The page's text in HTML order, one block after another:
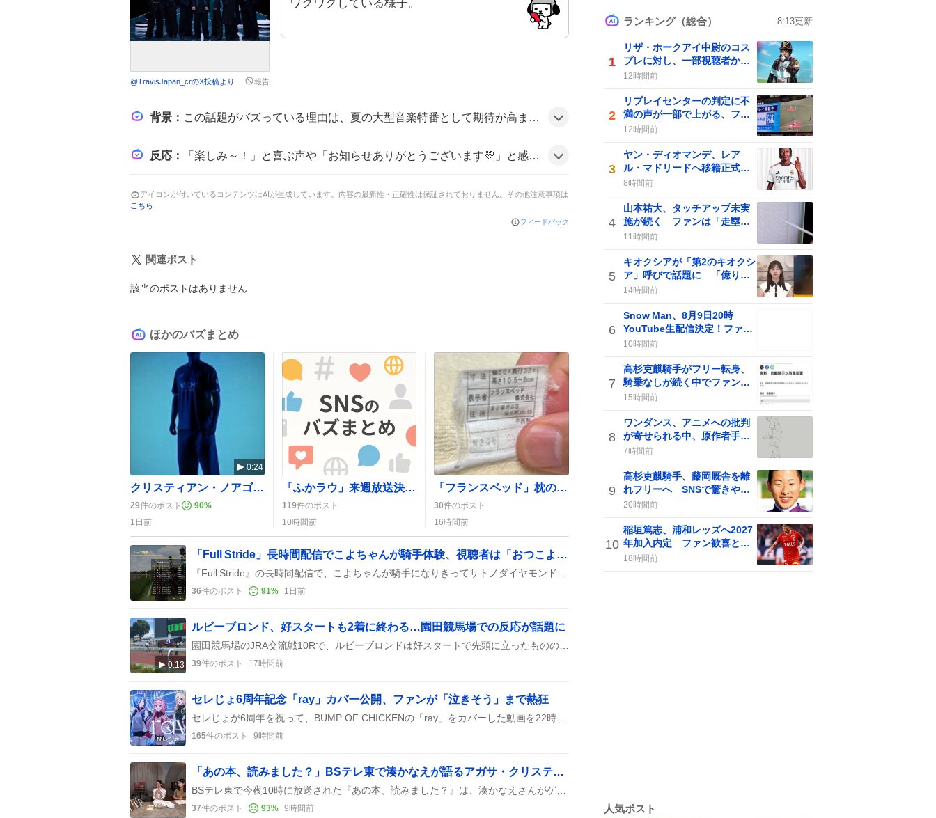
@TravisJapan_crのX投稿より 報告
ワクワクしている様子。
背景 ： この話題がバズっている理由は、夏の大型音楽特番として期待が高まっていることと、人気アーティストが続々とラインナップに加わったことで、ファンのテンションが上がっているようだ。
反応 ： 「楽しみ～！」と喜ぶ声や「お知らせありがとうございます💛」と感謝のコメントが多数。「やったー！楽しみです！」や「わーいっ🎉」とテンションが上がる投稿が目立ち、全体的にポジティブな雰囲気だ。
アイコンが付いているコンテンツはAIが生成しています。内容の最新性・正確性は保証されておりません。その他注意事項は
こちら
フィードバック
関連ポスト
該当のポストはありません
ほかのバズまとめ
0:24
クリスティアン・ノアゴール、エヴァートン完全移籍へ ファンから「ありがとう」熱い声
29件のポスト 90%
1日前
「ふかラウ」来週放送決定、ファン歓喜の声「需要あります」「来週だぁ」
119件のポスト
10時間前
「フランスベッド」枕のタグが「フラソスベッド」かと混乱、ネットで議論が広がる
30件のポスト
16時間前
「Full Stride」長時間配信でこよちゃんが騎手体験、視聴者は「おつこよ」に歓喜
『Full Stride』の長時間配信で、こよちゃんが騎手になりきってサトノダイヤモンドや助手くんとレースを駆け抜けた様子が配信中に次々と紹介され、視聴者からは「おつこよ」「長時間ありがとう」などの声が上がった。
36件のポスト 91% 1日前
0:13
ルビーブロンド、好スタートも2着に終わる…園田競馬場での反応が話題に
園田競馬場のJRA交流戦10Rで、ルビーブロンドは好スタートで先頭に立ったものの、直線で差し切られ2着に。ファンは「無念の2着😭」や「最高のスタート決めてくれたんだけどね」と残念がる声が多く、今後の移籍や地方転籍の話題が広がっている。
39件のポスト 17時間前
セレじょ6周年記念「ray」カバー公開、ファンが「泣きそう」まで熱狂
セレじょが6周年を祝って、BUMP OF CHICKENの「ray」をカバーした動画を22時30分に公開したんだって！ファンは「聞いてね！」や「泣きそう」って大興奮で、リンクをどんどんシェアしているみたい。
165件のポスト 9時間前
「あの本、読みました？」BSテレ東で湊かなえが語るアガサ・クリスティー特集が好評
BSテレ東で今夜10時に放送された『あの本、読みました？』は、湊かなえさんがゲストで登場し、アガサ・クリスティー作品を徹底解説するスペシャル回が配信でも楽しめる形で提供された。
37件のポスト 93% 9時間前
ランキング（総合） 8:13更新
1
リザ・ホークアイ中尉のコス
プレに対し、一部視聴者から
批判の声が上がる
12時間前
2
リプレイセンターの判定に不
満の声が一部で上がる、ファ
ンは「アウトだって！」と意
12時間前
3
ヤン・ディオマンデ、レア
ル・マドリードへ移籍正式発
表 “最高額”で期待の声が沸
8時間前
4
山本祐大、タッチアップ未実
施が続く ファンは「走塁改
善」を求める
11時間前
5
キオクシアが「第2のキオクシ
ア」呼びで話題に 「億り人
量産年」の期待が一部で広が
14時間前
6
Snow Man、8月9日20時
YouTube生配信決定！ファン
歓喜の“やったー”が止まらな
10時間前
7
高杉吏麒騎手がフリー転身、
騎乗なしが続く中でファンの
間に疑問の声が上がる
15時間前
8
ワンダンス、アニメへの批判
が寄せられる中、原作者手描
き動画でファンが沸騰
7時間前
9
高杉吏麒騎手、藤岡厩舎を離
れフリーへ SNSで驚きや残
念の声も見られる
20時間前
10
稲垣篤志、浦和レッズへ2027
年加入内定 ファン歓喜と期
待感が高まる
18時間前
人気ポスト